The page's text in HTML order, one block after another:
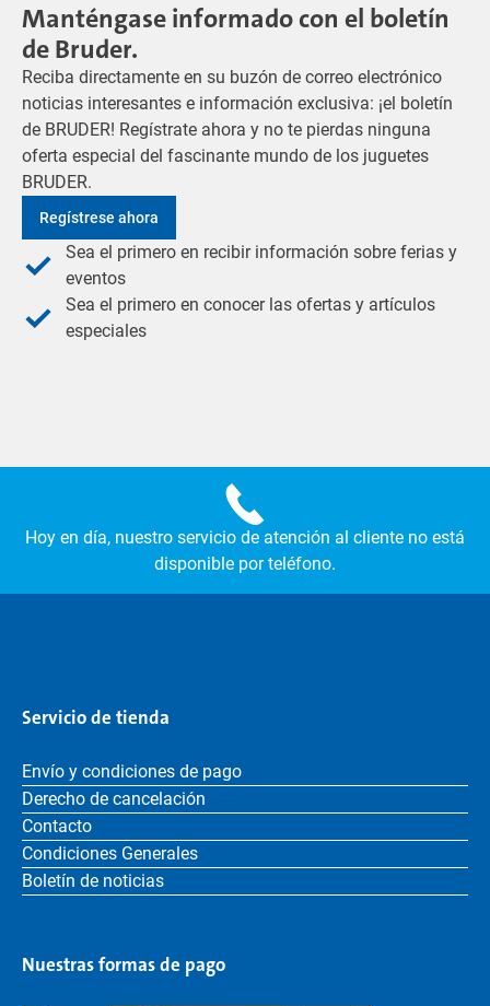
Manténgase informado con el boletín
de Bruder.
Reciba directamente en su buzón de correo electrónico
noticias interesantes e información exclusiva: ¡el boletín
de BRUDER! Regístrate ahora y no te pierdas ninguna
oferta especial del fascinante mundo de los juguetes
BRUDER.
Regístrese ahora
Sea el primero en recibir información sobre ferias y
eventos
Sea el primero en conocer las ofertas y artículos
especiales
Hoy en día, nuestro servicio de atención al cliente no está
disponible por teléfono.
Servicio de tienda
Envío y condiciones de pago
Derecho de cancelación
Contacto
Condiciones Generales
Boletín de noticias
Nuestras formas de pago